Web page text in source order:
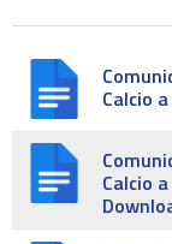
Calcio
Calcio